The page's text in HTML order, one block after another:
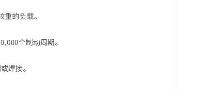
的负载。
个制动周期。
焊接。